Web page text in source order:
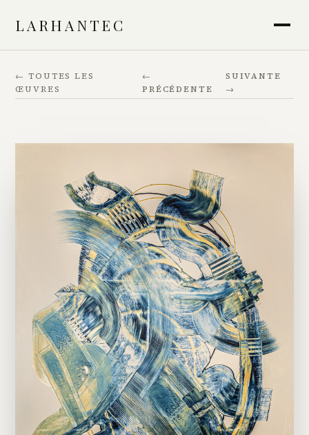
LARHANTEC
← TOUTES LES
ŒUVRES
←
PRÉCÉDENTE
SUIVANTE
→